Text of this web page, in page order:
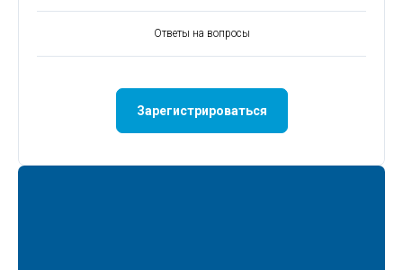
Ответы на вопросы
Зарегистрироваться